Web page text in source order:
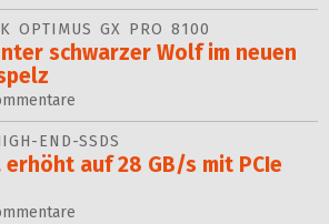
OPTIMUS GX PRO 8100
schwarzer Wolf im neuen
END-SSDS
erhöht auf 28 GB/s mit PCIe